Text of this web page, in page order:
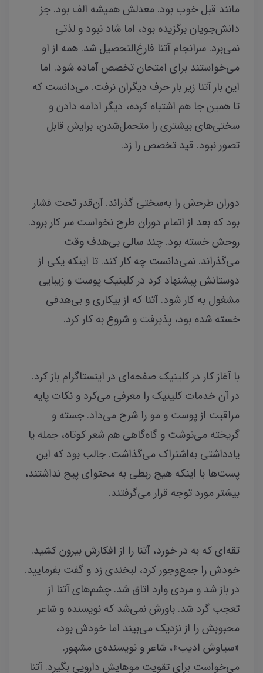
مانند قبل خوب بود. معدلش همیشه الف بود. جز
دانش‌جویان برگزیده بود، اما شاد نبود و لذتی
نمی‌برد. سرانجام آتنا فارغ‌التحصیل شد. همه از او
می‌خواستند برای امتحان تخصص آماده شود. اما
این بار آتنا زیر بار حرف دیگران نرفت. می‌دانست که
تا همین جا هم اشتباه کرده، دیگر ادامه‌ دادن و
سختی‌های بیشتری را متحمل‌شدن، برایش قابل
تصور نبود. قید تخصص را زد.
دوران طرحش را به‌سختی گذراند. آن‌قدر تحت فشار
بود که بعد از اتمام دوران طرح نخواست سر کار برود.
روحش خسته بود. چند سالی بی‌هدف وقت
می‌گذراند. نمی‌دانست چه کار کند. تا اینکه یکی از
دوستانش پیشنهاد کرد در کلینیک پوست و زیبایی
مشغول به کار شود. آتنا که از بیکاری و بی‌هدفی
خسته شده بود، پذیرفت و شروع به کار کرد.
با آغاز کار در کلینیک صفحه‌ای در اینستاگرام باز کرد.
در آن خدمات کلینیک را معرفی می‌کرد و نکات پایه
مراقبت از پوست و مو را شرح می‌داد. جسته و
گریخته می‌نوشت و گاه‌گاهی هم شعر کوتاه، جمله یا
یادداشتی به‌اشتراک می‌گذاشت. جالب بود که این
پست‌ها با اینکه هیچ ربطی به محتوای پیج نداشتند،
بیشتر مورد توجه قرار می‌گرفتند.
تقه‌ای که به در خورد، آتنا را از افکارش بیرون کشید.
خودش را جمع‌وجور کرد، لبخندی زد و گفت بفرمایید.
در باز شد و مردی وارد اتاق شد. چشم‌های آتنا از
تعجب گرد شد. باورش نمی‌شد که نویسنده و شاعر
محبوبش را از نزدیک می‌بیند اما خودش بود،
«سیاوش ادیب»، شاعر و نویسنده‌ی مشهور.
می‌خواست برای تقویت موهایش دارویی بگیرد. آتنا